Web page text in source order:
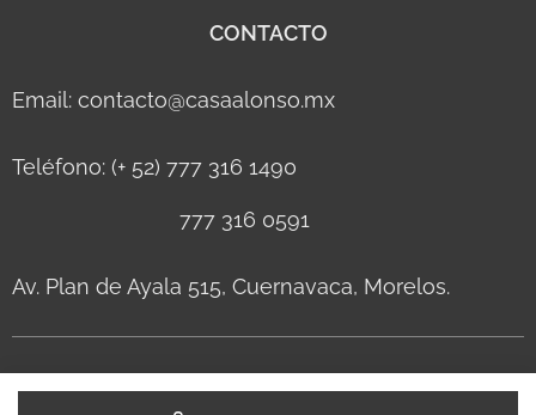
CONTACTO
Email: contacto@casaalonso.mx
Teléfono: (+ 52) 777 316 1490
777 316 0591
Av. Plan de Ayala 515, Cuernavaca, Morelos.